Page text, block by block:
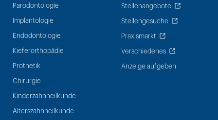
Parodontologie
Implantologie
Endodontologie
Kieferorthopädie
Prothetik
Chirurgie
Kinderzahnheilkunde
Alterszahnheilkunde
Stellenangebote
Stellengesuche
Praxismarkt
Verschiedenes
Anzeige aufgeben